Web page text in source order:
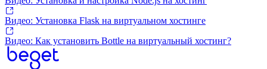
Видео: Установка Flask на виртуальном хостинге
Видео: Как установить Bottle на виртуальный хостинг?